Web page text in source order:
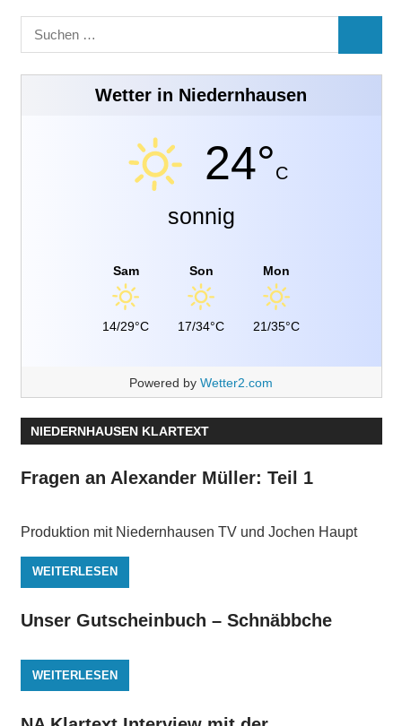
Suchen
nach:
Wetter in Niedernhausen
24°C
sonnig
Sam
14/29°C
Son
17/34°C
Mon
21/35°C
Powered by Wetter2.com
NIEDERNHAUSEN KLARTEXT
Fragen an Alexander Müller: Teil 1
Produktion mit Niedernhausen TV und Jochen Haupt
WEITERLESEN
Unser Gutscheinbuch – Schnäbbche
WEITERLESEN